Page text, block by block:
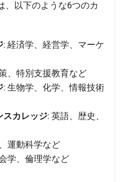
、以下のような6つのカ
: 経済学、経営学、マーケ
、特別支援教育など
: 生物学、化学、情報技術
スカレッジ: 英語、歴史、
運動科学など
学、倫理学など